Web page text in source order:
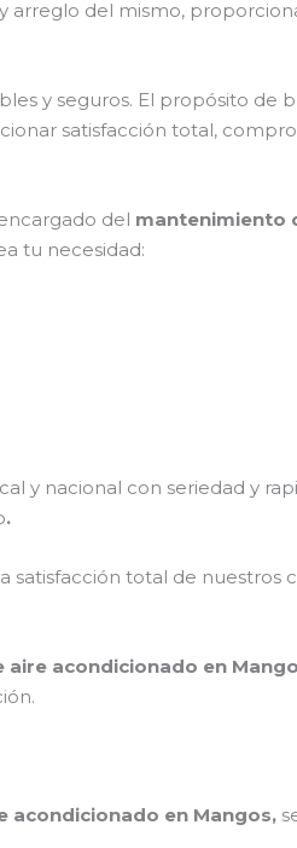
arreglo del mismo,
y seguros. El propósito de
satisfacción total,
del mantenimiento
tu necesidad:
y nacional con seriedad y
.
total de nuestros
acondicionado en
acondicionado en Mangos,